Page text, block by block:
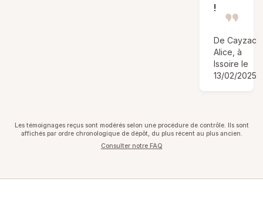
!
De Cayzac
Alice, à
Issoire le
13/02/2025
Les témoignages reçus sont modérés selon une procédure de contrôle. Ils sont
affichés par ordre chronologique de dépôt, du plus récent au plus ancien.
Consulter notre FAQ